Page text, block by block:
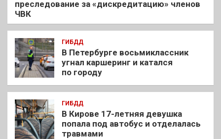
преследование за «дискредитацию» членов
ЧВК
ГИБДД
В Петербурге восьмиклассник
угнал каршеринг и катался
по городу
ГИБДД
В Кирове 17-летняя девушка
попала под автобус и отделалась
травмами